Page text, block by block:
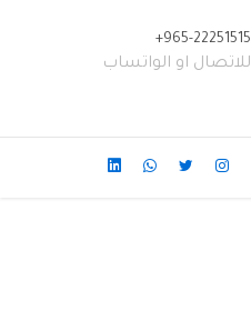
965-22251515+
للاتصال او الواتساب